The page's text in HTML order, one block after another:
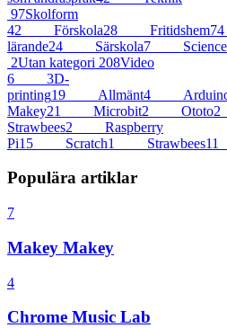
97Skolform
42
Förskola28 Fritidshem74
lärande24 Särskola7
2Utan kategori 208Video
6
3D-
printing19 Allmänt4
Makey21 Microbit2 Ototo2
Strawbees2
Raspberry
Pi15 Scratch1 Strawbees11
Populära artiklar
7
Makey Makey
4
Chrome Music Lab